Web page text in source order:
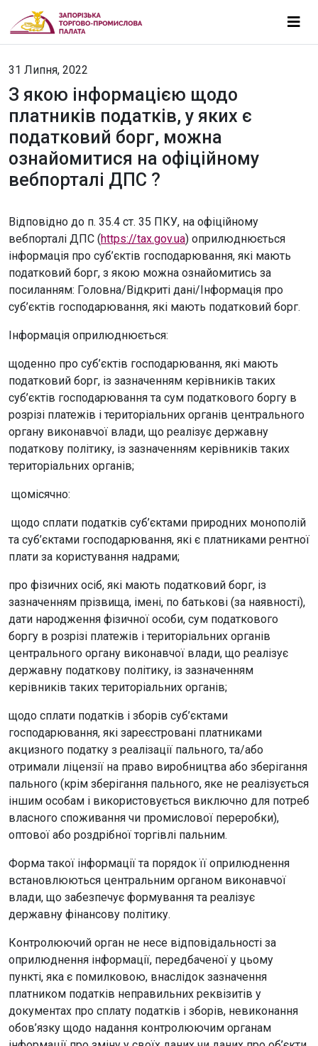
31 Липня, 2022
З якою інформацією щодо
платників податків, у яких є
податковий борг, можна
ознайомитися на офіційному
вебпорталі ДПС ?
Відповідно до п. 35.4 ст. 35 ПКУ, на офіційному
вебпорталі ДПС (https://tax.gov.ua) оприлюднюється
інформація про суб’єктів господарювання, які мають
податковий борг, з якою можна ознайомитись за
посиланням: Головна/Відкриті дані/Інформація про
суб’єктів господарювання, які мають податковий борг.
Інформація оприлюднюється:
щоденно про суб’єктів господарювання, які мають
податковий борг, із зазначенням керівників таких
суб’єктів господарювання та сум податкового боргу в
розрізі платежів і територіальних органів центрального
органу виконавчої влади, що реалізує державну
податкову політику, із зазначенням керівників таких
територіальних органів;
щомісячно:
щодо сплати податків суб’єктами природних монополій
та суб’єктами господарювання, які є платниками рентної
плати за користування надрами;
про фізичних осіб, які мають податковий борг, із
зазначенням прізвища, імені, по батькові (за наявності),
дати народження фізичної особи, сум податкового
боргу в розрізі платежів і територіальних органів
центрального органу виконавчої влади, що реалізує
державну податкову політику, із зазначенням
керівників таких територіальних органів;
щодо сплати податків і зборів суб’єктами
господарювання, які зареєстровані платниками
акцизного податку з реалізації пального, та/або
отримали ліцензії на право виробництва або зберігання
пального (крім зберігання пального, яке не реалізується
іншим особам і використовується виключно для потреб
власного споживання чи промислової переробки),
оптової або роздрібної торгівлі пальним.
Форма такої інформації та порядок її оприлюднення
встановлюються центральним органом виконавчої
влади, що забезпечує формування та реалізує
державну фінансову політику.
Контролюючий орган не несе відповідальності за
оприлюднення інформації, передбаченої у цьому
пункті, яка є помилковою, внаслідок зазначення
платником податків неправильних реквізитів у
документах про сплату податків і зборів, невиконання
обов’язку щодо надання контролюючим органам